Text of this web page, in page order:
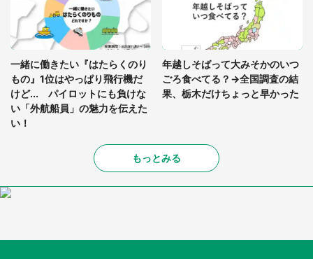
一緒に働きたい『はたらくのり
もの』1位はやっぱり飛行機だ
けど... パイロットにも負けな
い「外航船員」の魅力を伝えた
い！
年越しそばって大みそかのいつ
ごろ食べてる？→全国調査の結
果、栃木だけちょっと早かった
もっとみる